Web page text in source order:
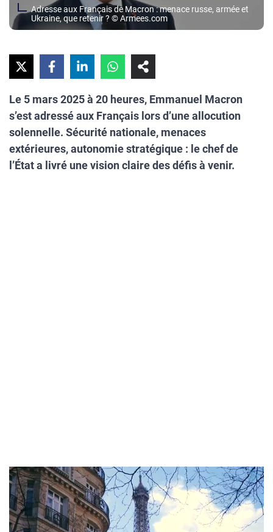
Adresse aux Français de Macron : menace russe, armée et
Ukraine, que retenir ? © Armees.com
Le 5 mars 2025 à 20 heures, Emmanuel Macron
s’est adressé aux Français lors d’une allocution
solennelle. Sécurité nationale, menaces
extérieures, autonomie stratégique : le chef de
l’État a livré une vision claire des défis à venir.